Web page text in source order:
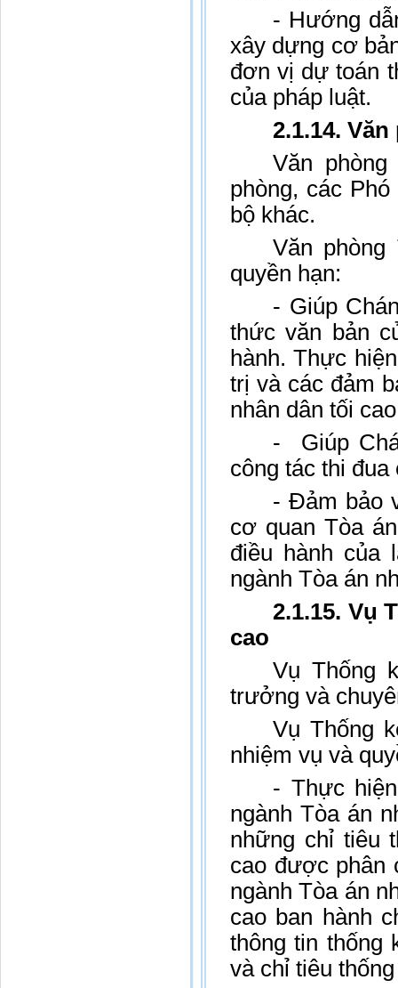
- Hướng
xây dựng cơ
đơn vị dự toán
của pháp luật.
2.1.14.
Văn
phòng, các
bộ khác.
Văn
quyền hạn:
- Giúp
thức văn bản
hành. Thực
trị và các đảm
nhân dân tối
- Giúp
công tác thi đua
- Đảm bảo
cơ quan Tòa
điều hành của
ngành Tòa án
2.1.15. Vụ
cao
Vụ Thống
trưởng và
Vụ Thống
nhiệm vụ và
- Thực
ngành Tòa án
những chỉ tiêu
cao được phân
ngành Tòa án
cao ban hành
thông tin thống
và chỉ tiêu